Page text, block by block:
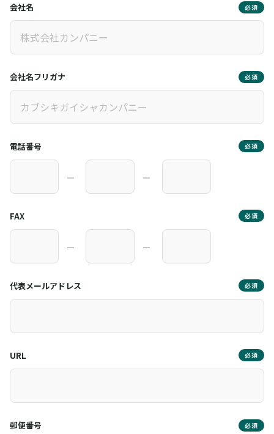
会社名 必須
会社名フリガナ 必須
電話番号 必須
― ―
FAX 必須
― ―
代表メールアドレス 必須
URL 必須
郵便番号 必須